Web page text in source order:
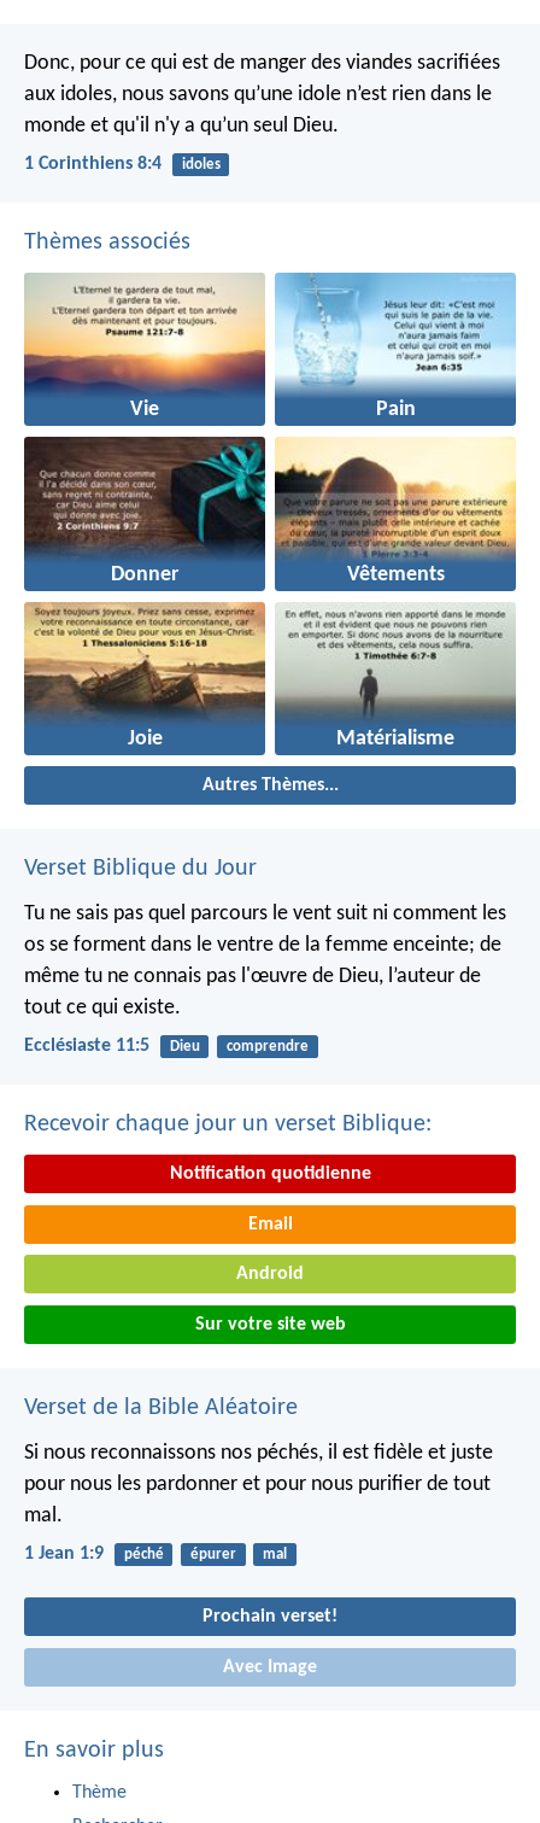
Donc, pour ce qui est de manger des viandes sacrifiées
aux idoles, nous savons qu’une idole n’est rien dans le
monde et qu'il n'y a qu’un seul Dieu.
1 Corinthiens 8:4 idoles
Thèmes associés
Vie Pain
Donner Vêtements
Joie Matérialisme
Autres Thèmes...
Verset Biblique du Jour
Tu ne sais pas quel parcours le vent suit ni comment les
os se forment dans le ventre de la femme enceinte; de
même tu ne connais pas l'œuvre de Dieu, l’auteur de
tout ce qui existe.
Ecclésiaste 11:5 Dieu comprendre
Recevoir chaque jour un verset Biblique:
Notification quotidienne
Email
Android
Sur votre site web
Verset de la Bible Aléatoire
Si nous reconnaissons nos péchés, il est fidèle et juste
pour nous les pardonner et pour nous purifier de tout
mal.
1 Jean 1:9 péché épurer mal
Prochain verset!
Avec Image
En savoir plus
Thème